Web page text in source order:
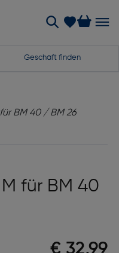
Geschäft finden
für BM 40
€ 32,99